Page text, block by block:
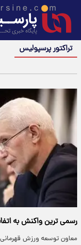
تراکتور پرسپولیس
رسمی ترین واکنش به
معاون توسعه ورزش